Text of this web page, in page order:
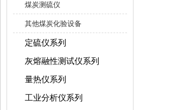
煤炭测硫仪
其他煤炭化验设备
定硫仪系列
灰熔融性测试仪系列
量热仪系列
工业分析仪系列